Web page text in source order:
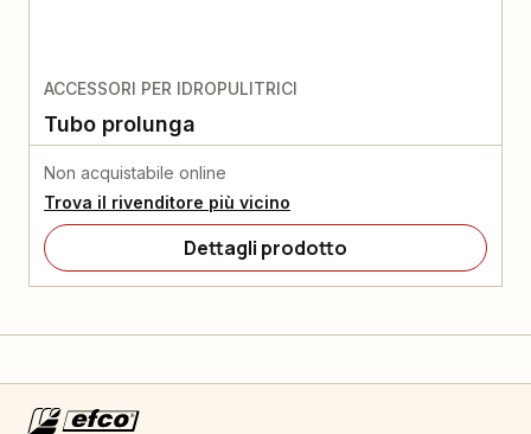
ACCESSORI PER IDROPULITRICI
Tubo prolunga
Non acquistabile online
Trova il rivenditore più vicino
Dettagli prodotto